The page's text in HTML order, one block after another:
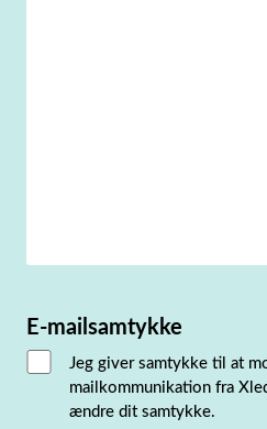
E-mailsamtykke
Jeg giver samtykke til at
mailkommunikation fra
ændre dit samtykke.